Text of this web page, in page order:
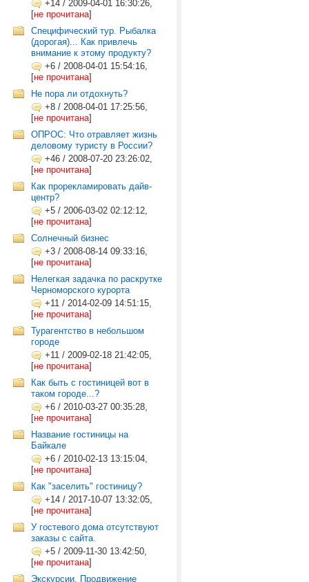
+14 / 2009-04-01 16:30:26,
[не прочитана]
Специфический тур. Рыбалка
(дорогая)... Как привлечь
внимание к этому продукту?
+6 / 2008-04-01 15:54:16,
[не прочитана]
Не пора ли отдохнуть?
+8 / 2008-04-01 17:25:56,
[не прочитана]
ОПРОС: Что отравляет жизнь
деловому туристу в России?
+46 / 2008-07-20 23:26:02,
[не прочитана]
Как прорекламировать дайв-
центр?
+5 / 2006-03-02 02:12:12,
[не прочитана]
Солнечный бизнес
+3 / 2008-08-14 09:33:16,
[не прочитана]
Нелегкая задачка по раскрутке
Черноморского курорта
+11 / 2014-02-09 14:51:15,
[не прочитана]
Турагентство в небольшом
городе
+11 / 2009-02-18 21:42:05,
[не прочитана]
Как быть с гостиницей вот в
таком городе...?
+6 / 2010-03-27 00:35:28,
[не прочитана]
Название гостиницы на
Байкале
+6 / 2010-02-13 13:15:04,
[не прочитана]
Как "заселить" гостиницу?
+14 / 2017-10-07 13:32:05,
[не прочитана]
У гостевого дома отсутствуют
заказы с сайта.
+5 / 2009-11-30 13:42:50,
[не прочитана]
Экскурсии. Продвижение